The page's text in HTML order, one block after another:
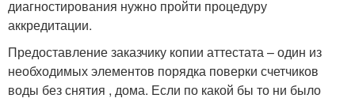
диагностирования нужно пройти процедуру
аккредитации.
Предоставление заказчику копии аттестата – один из
необходимых элементов порядка поверки счетчиков
воды без снятия , дома. Если по какой бы то ни было